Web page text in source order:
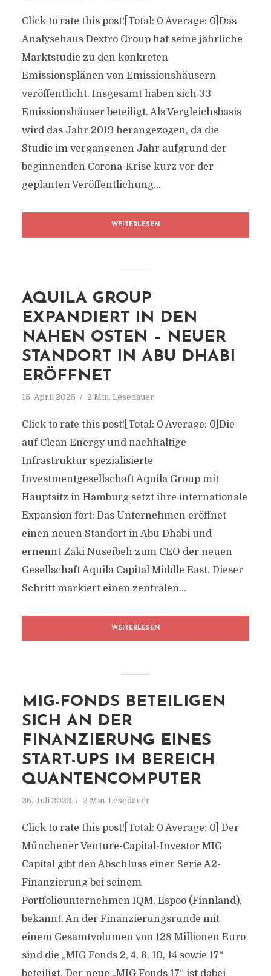
Click to rate this post![Total: 0 Average: 0]Das
Analysehaus Dextro Group hat seine jährliche
Marktstudie zu den konkreten
Emissionsplänen von Emissionshäusern
veröffentlicht. Insgesamt haben sich 33
Emissionshäuser beteiligt. Als Vergleichsbasis
wird das Jahr 2019 herangezogen, da die
Studie im vergangenen Jahr aufgrund der
beginnenden Corona-Krise kurz vor der
geplanten Veröffentlichung...
WEITERLESEN
AQUILA GROUP
EXPANDIERT IN DEN
NAHEN OSTEN – NEUER
STANDORT IN ABU DHABI
ERÖFFNET
15. April 2025 2 Min. Lesedauer
Click to rate this post![Total: 0 Average: 0]Die
auf Clean Energy und nachhaltige
Infrastruktur spezialisierte
Investmentgesellschaft Aquila Group mit
Hauptsitz in Hamburg setzt ihre internationale
Expansion fort: Das Unternehmen eröffnet
einen neuen Standort in Abu Dhabi und
ernennt Zaki Nuseibeh zum CEO der neuen
Gesellschaft Aquila Capital Middle East. Dieser
Schritt markiert einen zentralen...
WEITERLESEN
MIG-FONDS BETEILIGEN
SICH AN DER
FINANZIERUNG EINES
START-UPS IM BEREICH
QUANTENCOMPUTER
26. Juli 2022 2 Min. Lesedauer
Click to rate this post![Total: 0 Average: 0] Der
Münchener Venture-Capital-Investor MIG
Capital gibt den Abschluss einer Serie A2-
Finanzierung bei seinem
Portfoliounternehmen IQM, Espoo (Finnland),
bekannt. An der Finanzierungsrunde mit
einem Gesamtvolumen von 128 Millionen Euro
sind die „MIG Fonds 2, 4, 6, 10, 14 sowie 17“
beteiligt. Der neue „MIG Fonds 17“ ist dabei